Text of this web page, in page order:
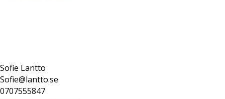
Sofie Lantto
Sofie@lantto.se
0707555847